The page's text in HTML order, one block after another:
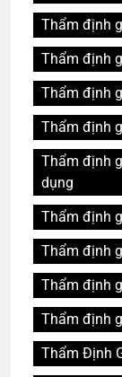
Thẩm định
Thẩm định
Thẩm định
Thẩm định
Thẩm định
dụng
Thẩm định
Thẩm định
Thẩm định
Thẩm định
Thẩm Định